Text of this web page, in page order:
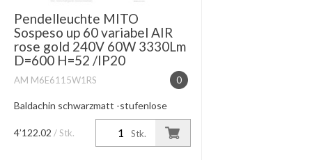
Pendelleuchte MITO
Sospeso up 60 variabel AIR
rose gold 240V 60W 3330Lm
D=600 H=52 /IP20
0
AM M6E6115W1RS
Baldachin schwarzmatt -stufenlose
Höhenverstellung 50-200cm
Lichtwirkung table (wide) /high color
Stk.
4’122.02 / Stk.